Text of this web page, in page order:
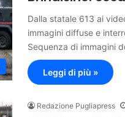
Dalla statale 613 ai
immagini diffuse e
Sequenza di immagini
Leggi di più »
Redazione Pugliapress